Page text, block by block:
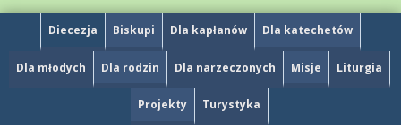
Diecezja Biskupi Dla kapłanów Dla katechetów
Dla młodych Dla rodzin Dla narzeczonych Misje Liturgia
Projekty Turystyka